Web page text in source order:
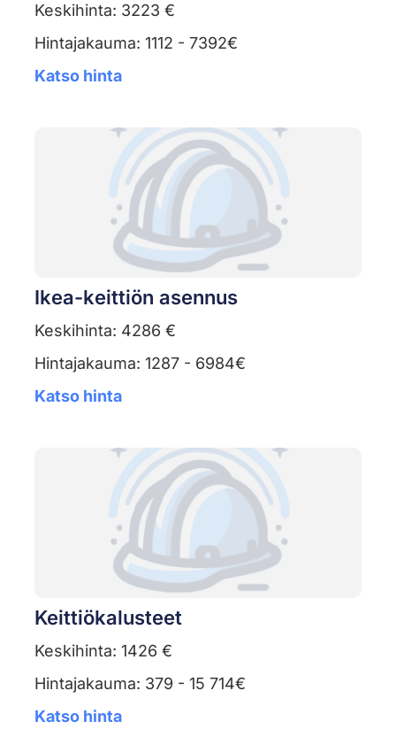
Keskihinta: 3223 €
Hintajakauma: 1112 - 7392€
Katso hinta
Ikea-keittiön asennus
Keskihinta: 4286 €
Hintajakauma: 1287 - 6984€
Katso hinta
Keittiökalusteet
Keskihinta: 1426 €
Hintajakauma: 379 - 15 714€
Katso hinta